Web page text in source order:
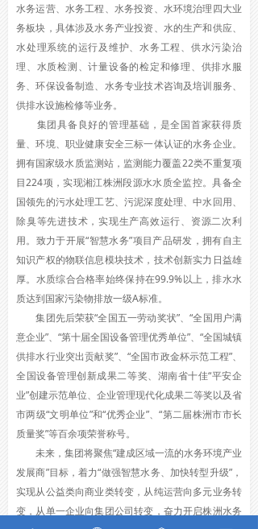
水务运营、水务工程、水务投资、水环境治理四大业
务板块，具体涉及水务产业投资、水的生产和供应、
水处理系统的运行及维护、水务工程、供水污染治
理、水质检测、计量设备的检定和修理、供排水服
务、环保设备制造、水务专业技术咨询及培训服务、
供排水设施检修等业务。
集团具备良好的管理基础，是全国首家获得质
量、环境、职业健康安全三标一体认证的水务企业。
拥有国家级水质监测站，监测能力覆盖22类不重复项
目224项，实现湘江株洲段源水水质全监控。具备全
国领先的污水处理工艺、污泥深度处理、中水回用、
除臭等先进技术，实现生产高效运行、资源二次利
用。致力于开展“智慧水务”项目产品研发，拥有自主
知识产权的物联信息模块技术，技术创新实力日益雄
厚。水质综合合格率始终保持在99.9%以上，排水水
质达到国家污染物排放一级A标准。
集团先后荣获“全国五一劳动奖状”、“全国用户满
意企业”、“第十届全国设备管理优秀单位”、“全国城镇
供排水行业突出贡献奖”、“全国市政金杯示范工程”、
全国设备管理创新成果二等奖、湖南省十佳“平安企
业”创建示范单位、企业管理现代化成果二等奖以及省
市两级“文明单位”和“优秀企业”、“第二届株洲市市长
质量奖”等百余项荣誉称号。
未来，集团将聚焦“建成区域一流的水务环境产业
发展商”目标，着力“做强智慧水务、加快转型升级”，
实现从公益类向商业类转变，从纯运营向多元业务转
变，从单一企业向集团公司转变，奋力开启株洲水务